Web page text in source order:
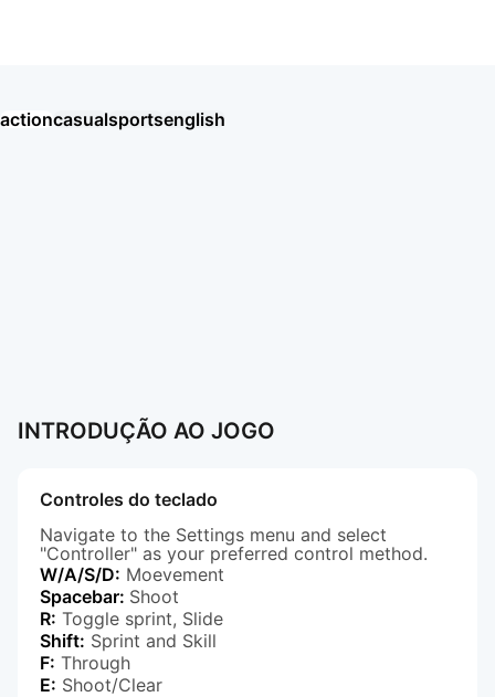
actioncasualsportsenglish
AION2
Хроники Хаоса: Альянс Героев
MU: ดาบแห่งโลหิต
戀與深空
오딘: 발할라 라이징
Eggy Party: Trendy Party Game
INTRODUÇÃO AO JOGO
Controles do teclado
Navigate to the Settings menu and select
"Controller" as your preferred control method.
W/A/S/D: Moevement
Spacebar: Shoot
R: Toggle sprint, Slide
Shift: Sprint and Skill
F: Through
E: Shoot/Clear